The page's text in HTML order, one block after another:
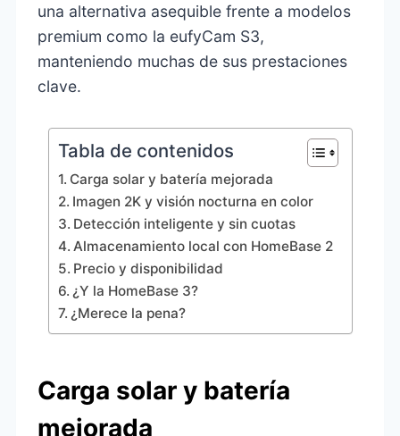
una alternativa asequible frente a modelos
premium como la eufyCam S3,
manteniendo muchas de sus prestaciones
clave.
Tabla de contenidos
Carga solar y batería mejorada
Imagen 2K y visión nocturna en color
Detección inteligente y sin cuotas
Almacenamiento local con HomeBase 2
Precio y disponibilidad
¿Y la HomeBase 3?
¿Merece la pena?
Carga solar y batería
mejorada